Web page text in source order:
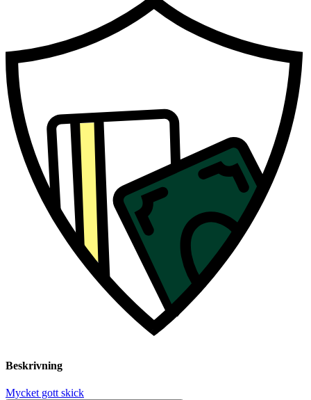
Beskrivning
Mycket gott skick